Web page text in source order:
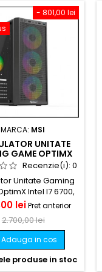
- 801,00 lei
MARCA: MSI
UNITATE
GAME OPTIMX
6700, 16GB RAM,
1660TI, SSD
M.2 + HDD
Recenzie(i): 0
Unitate Gaming
Intel I7 6700,
ASUS GTX 1660TI,
m.2 + HDD
leiPret anteriorPret
2.700,00 lei
Adauga in cos
produse in stoc